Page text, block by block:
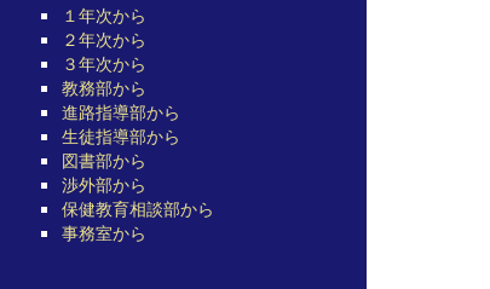
１年次から
２年次から
３年次から
教務部から
進路指導部から
生徒指導部から
図書部から
渉外部から
保健教育相談部から
事務室から